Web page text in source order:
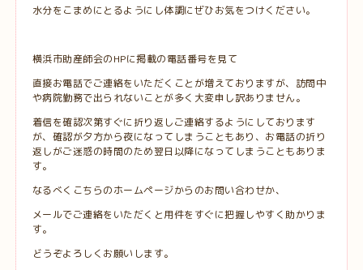
水分をこまめにとるようにし体調にぜひお気をつけください。
横浜市助産師会のHPに掲載の電話番号を見て
直接お電話でご連絡をいただくことが増えておりますが、訪問中
や病院勤務で出られないことが多く大変申し訳ありません。
着信を確認次第すぐに折り返しご連絡するようにしております
が、確認が夕方から夜になってしまうこともあり、お電話の折り
返しがご迷惑の時間のため翌日以降になってしまうこともありま
す。
なるべくこちらのホームページからのお問い合わせか、
メールでご連絡をいただくと用件をすぐに把握しやすく助かりま
す。
どうぞよろしくお願いします。